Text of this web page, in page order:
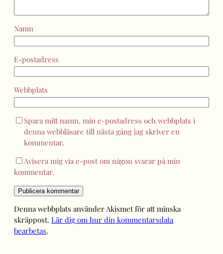
Namn
E-postadress
Webbplats
Spara mitt namn, min e-postadress och webbplats i
denna webbläsare till nästa gång jag skriver en
kommentar.
Avisera mig via e-post om någon svarar på min
kommentar.
Denna webbplats använder Akismet för att minska
skräppost. Lär dig om hur din kommentarsdata
bearbetas.